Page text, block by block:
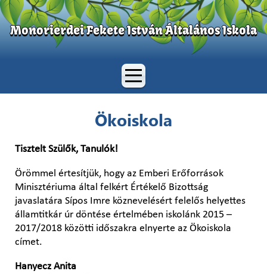
Monorierdei Fekete István Általános Iskola
Ökoiskola
Tisztelt Szülők, Tanulók!
Örömmel értesítjük, hogy az Emberi Erőforrások
Minisztériuma által felkért Értékelő Bizottság
javaslatára Sípos Imre köznevelésért felelős helyettes
államtitkár úr döntése értelmében iskolánk 2015 –
2017/2018 közötti időszakra elnyerte az Ökoiskola
címet.
Hanyecz Anita